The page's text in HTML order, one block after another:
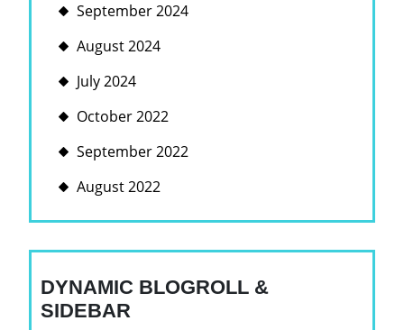
September 2024
August 2024
July 2024
October 2022
September 2022
August 2022
DYNAMIC BLOGROLL &
SIDEBAR